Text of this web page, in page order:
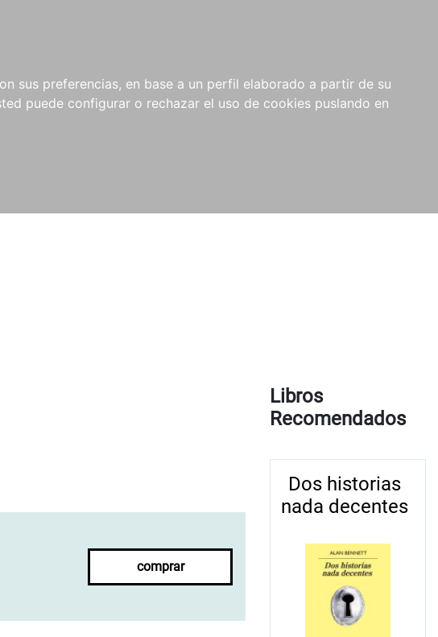
sus preferencias, en base a un perfil elaborado a partir de su
puede configurar o rechazar el uso de cookies puslando en
comprar
Libros
Recomendados
Dos historias
nada decentes